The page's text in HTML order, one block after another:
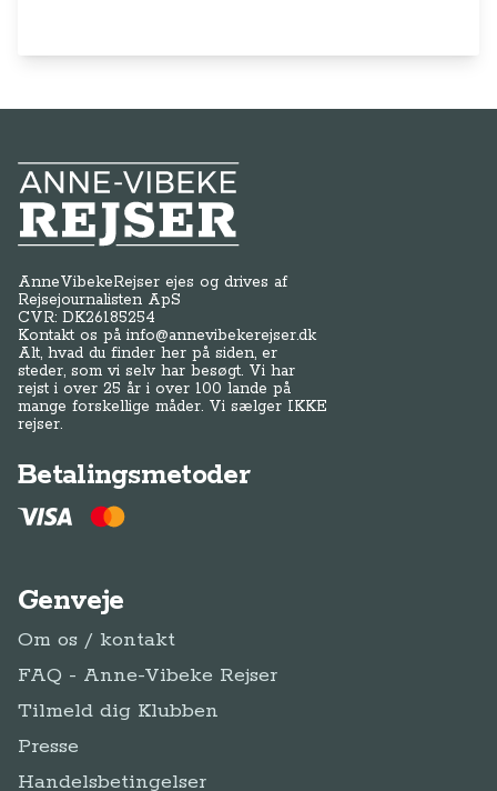
Anne-Vibeke Rejser
AnneVibekeRejser ejes og drives af
Rejsejournalisten ApS
CVR: DK26185254
Kontakt os påinfo@annevibekerejser.dk
Alt, hvad du finder her på siden, er
steder, som vi selv har besøgt. Vi har
rejst i over 25 år i over 100 lande på
mange forskellige måder. Vi sælger IKKE
rejser.
Betalingsmetoder
Genveje
Om os / kontakt
FAQ - Anne-Vibeke Rejser
Tilmeld dig Klubben
Presse
Handelsbetingelser